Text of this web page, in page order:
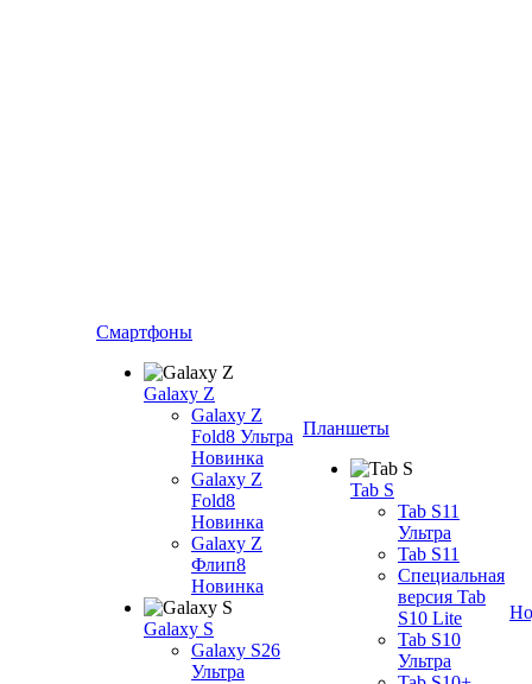
Смартфоны
Galaxy Z
Galaxy Z
Fold8 Ультра
Новинка
Galaxy Z
Fold8
Новинка
Galaxy Z
Флип8
Новинка
Galaxy S
Galaxy S26
Ультра
Планшеты
Tab S
Tab S11
Ультра
Tab S11
Специальная
версия Tab
S10 Lite
Tab S10
Ультра